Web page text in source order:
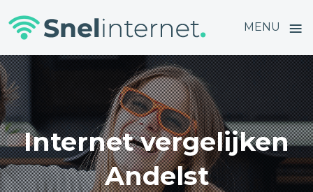
MENU ≡
Skip
to
content
Internet vergelijken
Andelst